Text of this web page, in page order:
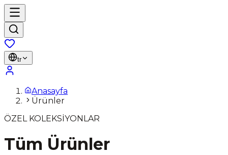
tr
Anasayfa
Ürünler
ÖZEL KOLEKSİYONLAR
Tüm Ürünler